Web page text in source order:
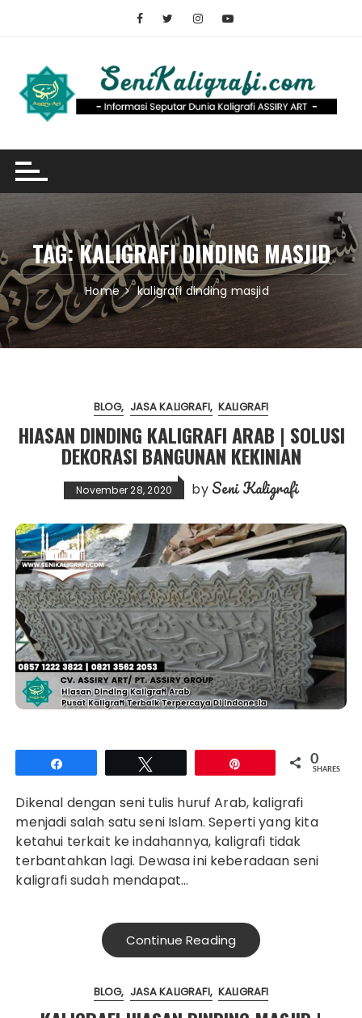
TAG:KALIGRAFI DINDING MASJID
Home kaligrafi dinding masjid
BLOG JASA KALIGRAFI KALIGRAFI
HIASAN DINDING KALIGRAFI ARAB | SOLUSI
DEKORASI BANGUNAN KEKINIAN
November 28, 2020 by Seni Kaligrafi
0
SHARES
Dikenal dengan seni tulis huruf Arab, kaligrafi
menjadi salah satu seni Islam. Seperti yang kita
ketahui terkait ke indahannya, kaligrafi tidak
terbantahkan lagi. Dewasa ini keberadaan seni
kaligrafi sudah mendapat…
Continue Reading
BLOG JASA KALIGRAFI KALIGRAFI